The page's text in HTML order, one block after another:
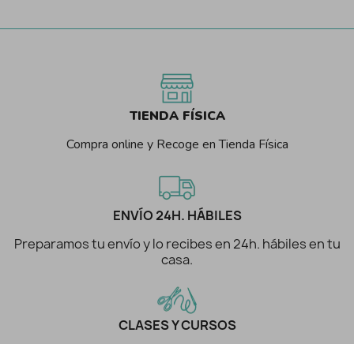
TIENDA FÍSICA
Compra online y Recoge en Tienda Física
ENVÍO 24H. HÁBILES
Preparamos tu envío y lo recibes en 24h. hábiles en tu
casa.
CLASES Y CURSOS